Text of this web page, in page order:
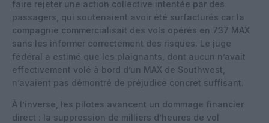
faire rejeter une action collective intentée par des
passagers, qui soutenaient avoir été surfacturés car la
compagnie commercialisait des vols opérés en 737 MAX
sans les informer correctement des risques. Le juge
fédéral a estimé que les plaignants, dont aucun n’avait
effectivement volé à bord d’un MAX de Southwest,
n’avaient pas démontré de préjudice concret suffisant.
À l’inverse, les pilotes avancent un dommage financier
direct : la suppression de milliers d’heures de vol